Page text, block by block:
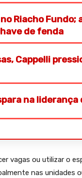
Riacho Fundo;
de fenda
Cappelli
na liderança
vagas ou utilizar o
nas unidades